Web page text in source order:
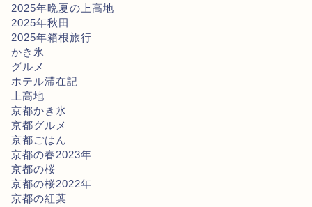
2025年晩夏の上高地
2025年秋田
2025年箱根旅行
かき氷
グルメ
ホテル滞在記
上高地
京都かき氷
京都グルメ
京都ごはん
京都の春2023年
京都の桜
京都の桜2022年
京都の紅葉